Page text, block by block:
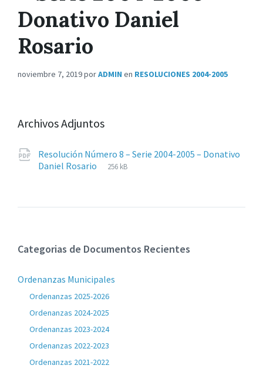
Donativo Daniel
Rosario
noviembre 7, 2019porADMIN en RESOLUCIONES 2004-2005
Archivos Adjuntos
Resolución Número 8 – Serie 2004-2005 – Donativo
Daniel Rosario
Extensiones
pdf
Tamaño
256 kB
Categorias de Documentos Recientes
Ordenanzas Municipales
Ordenanzas 2025-2026
Ordenanzas 2024-2025
Ordenanzas 2023-2024
Ordenanzas 2022-2023
Ordenanzas 2021-2022